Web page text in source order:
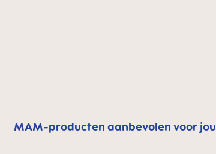
MAM-producten aanbevolen voor jou